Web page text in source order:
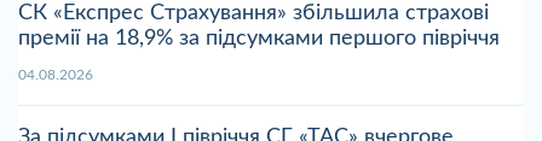
СК «Експрес Страхування» збільшила страхові
премії на 18,9% за підсумками першого півріччя
04.08.2026